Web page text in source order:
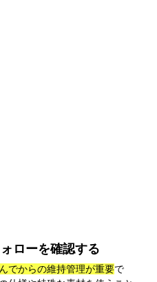
ローを確認する
でからの維持管理が重要で